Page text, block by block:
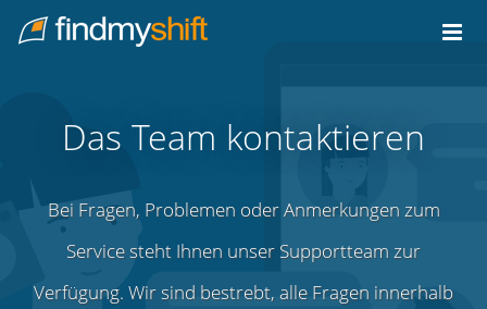
Home
Das Team kontaktieren
Bei Fragen, Problemen oder Anmerkungen zum
Service steht Ihnen unser Supportteam zur
Verfügung. Wir sind bestrebt, alle Fragen innerhalb